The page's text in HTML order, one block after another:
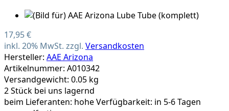
17,95 €
inkl. 20% MwSt. zzgl. Versandkosten
Hersteller: AAE Arizona
Artikelnummer: A010342
Versandgewicht: 0.05 kg
2 Stück bei uns lagernd
beim Lieferanten: hohe Verfügbarkeit: in 5-6 Tagen